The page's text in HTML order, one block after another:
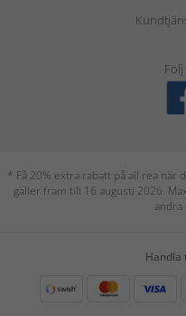
* Få 20% extra rabatt på all rea när
gäller fram till 16 augusti 2026.
Handla